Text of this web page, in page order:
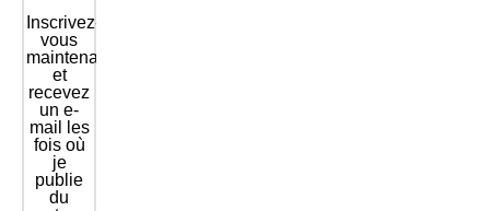
Inscrivez-
vous
maintenant
et
recevez
un e-
mail les
fois où
je
publie
du